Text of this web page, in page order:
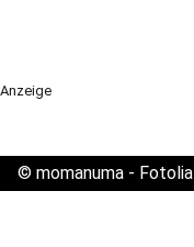
Anzeige
© momanuma - Fotolia